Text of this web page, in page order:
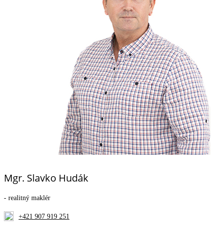
Mgr. Slavko Hudák
- realitný maklér
+421 907 919 251